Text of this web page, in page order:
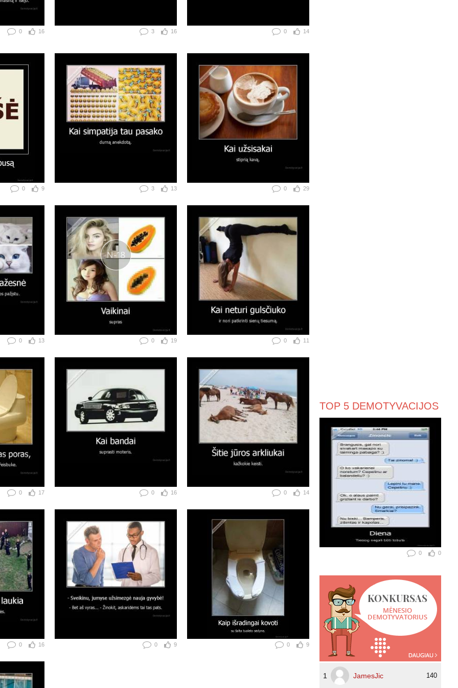
0 16 3 16 0 14
0 9 3 13 0 29
0 13 0 19 0 11
0 17 0 16 0 14
0 16 0 9 0 9
TOP 5 DEMOTYVACIJOS
0 0
1 JamesJic 140